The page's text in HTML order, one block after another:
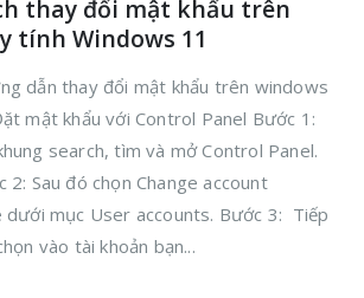
thay đổi mật khẩu trên
tính Windows 11
dẫn thay đổi mật khẩu trên windows
mật khẩu với Control Panel Bước 1:
search, tìm và mở Control Panel.
2: Sau đó chọn Change account
dưới mục User accounts. Bước 3: Tiếp
vào tài khoản bạn...